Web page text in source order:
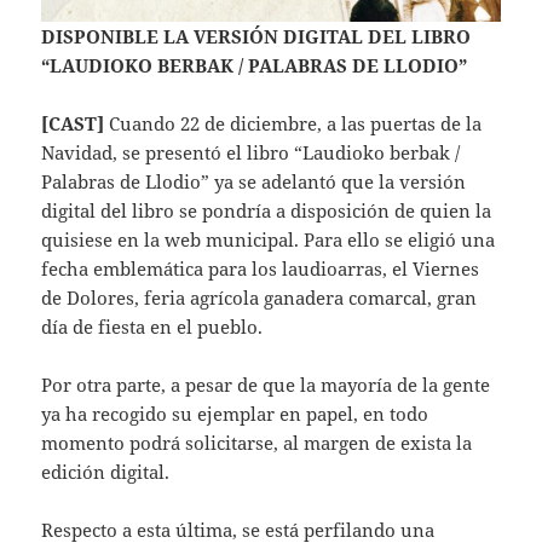
DISPONIBLE LA VERSIÓN DIGITAL DEL LIBRO
“LAUDIOKO BERBAK / PALABRAS DE LLODIO”
[CAST] Cuando 22 de diciembre, a las puertas de la
Navidad, se presentó el libro “Laudioko berbak /
Palabras de Llodio” ya se adelantó que la versión
digital del libro se pondría a disposición de quien la
quisiese en la web municipal. Para ello se eligió una
fecha emblemática para los laudioarras, el Viernes
de Dolores, feria agrícola ganadera comarcal, gran
día de fiesta en el pueblo.
Por otra parte, a pesar de que la mayoría de la gente
ya ha recogido su ejemplar en papel, en todo
momento podrá solicitarse, al margen de exista la
edición digital.
Respecto a esta última, se está perfilando una